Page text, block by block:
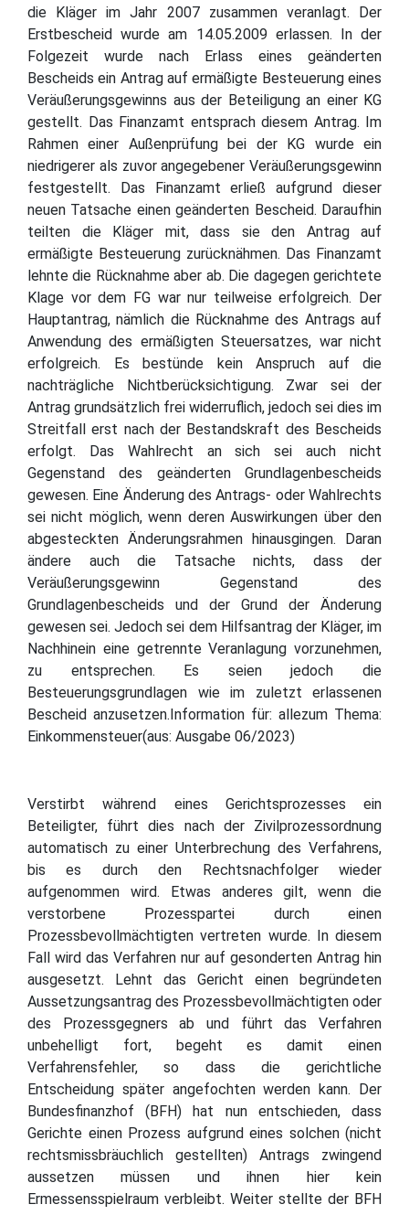
die Kläger im Jahr 2007 zusammen veranlagt. Der
Erstbescheid wurde am 14.05.2009 erlassen. In der
Folgezeit wurde nach Erlass eines geänderten
Bescheids ein Antrag auf ermäßigte Besteuerung eines
Veräußerungsgewinns aus der Beteiligung an einer KG
gestellt. Das Finanzamt entsprach diesem Antrag. Im
Rahmen einer Außenprüfung bei der KG wurde ein
niedrigerer als zuvor angegebener Veräußerungsgewinn
festgestellt. Das Finanzamt erließ aufgrund dieser
neuen Tatsache einen geänderten Bescheid. Daraufhin
teilten die Kläger mit, dass sie den Antrag auf
ermäßigte Besteuerung zurücknähmen. Das Finanzamt
lehnte die Rücknahme aber ab. Die dagegen gerichtete
Klage vor dem FG war nur teilweise erfolgreich. Der
Hauptantrag, nämlich die Rücknahme des Antrags auf
Anwendung des ermäßigten Steuersatzes, war nicht
erfolgreich. Es bestünde kein Anspruch auf die
nachträgliche Nichtberücksichtigung. Zwar sei der
Antrag grundsätzlich frei widerruflich, jedoch sei dies im
Streitfall erst nach der Bestandskraft des Bescheids
erfolgt. Das Wahlrecht an sich sei auch nicht
Gegenstand des geänderten Grundlagenbescheids
gewesen. Eine Änderung des Antrags- oder Wahlrechts
sei nicht möglich, wenn deren Auswirkungen über den
abgesteckten Änderungsrahmen hinausgingen. Daran
ändere auch die Tatsache nichts, dass der
Veräußerungsgewinn Gegenstand des
Grundlagenbescheids und der Grund der Änderung
gewesen sei. Jedoch sei dem Hilfsantrag der Kläger, im
Nachhinein eine getrennte Veranlagung vorzunehmen,
zu entsprechen. Es seien jedoch die
Besteuerungsgrundlagen wie im zuletzt erlassenen
Bescheid anzusetzen.Information für: allezum Thema:
Einkommensteuer(aus: Ausgabe 06/2023)
Verstirbt während eines Gerichtsprozesses ein
Beteiligter, führt dies nach der Zivilprozessordnung
automatisch zu einer Unterbrechung des Verfahrens,
bis es durch den Rechtsnachfolger wieder
aufgenommen wird. Etwas anderes gilt, wenn die
verstorbene Prozesspartei durch einen
Prozessbevollmächtigten vertreten wurde. In diesem
Fall wird das Verfahren nur auf gesonderten Antrag hin
ausgesetzt. Lehnt das Gericht einen begründeten
Aussetzungsantrag des Prozessbevollmächtigten oder
des Prozessgegners ab und führt das Verfahren
unbehelligt fort, begeht es damit einen
Verfahrensfehler, so dass die gerichtliche
Entscheidung später angefochten werden kann. Der
Bundesfinanzhof (BFH) hat nun entschieden, dass
Gerichte einen Prozess aufgrund eines solchen (nicht
rechtsmissbräuchlich gestellten) Antrags zwingend
aussetzen müssen und ihnen hier kein
Ermessensspielraum verbleibt. Weiter stellte der BFH